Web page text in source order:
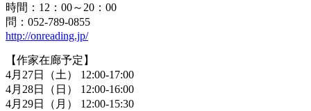
時間：12：00～20：00
問：052-789-0855
http://onreading.jp/
【作家在廊予定】
4月27日（土） 12:00-17:00
4月28日（日） 12:00-16:00
4月29日（月） 12:00-15:30